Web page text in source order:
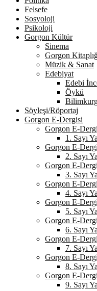
Felsefe
Sosyoloji
Psikoloji
Gorgon Kültür
Sinema
Gorgon
Müzik & Sanat
Edebiyat
Edebi
Öykü
Söyleşi/Röportaj
Gorgon E-Dergisi
Gorgon E-
1. Sayı
Gorgon E-
2. Sayı
Gorgon E-
3. Sayı
Gorgon E-
4. Sayı
Gorgon E-
5. Sayı
Gorgon E-
6. Sayı
Gorgon E-
7. Sayı
Gorgon E-
8. Sayı
Gorgon E-
9. Sayı